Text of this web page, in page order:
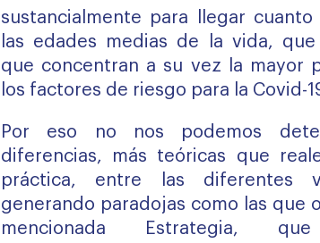
sustancialmente para llegar cuanto
las edades medias de la vida,
que concentran a su vez la mayor
los factores de riesgo para la Covid-
Por eso no nos podemos
diferencias, más teóricas que
práctica, entre las diferentes
generando paradojas como las que
mencionada Estrategia,